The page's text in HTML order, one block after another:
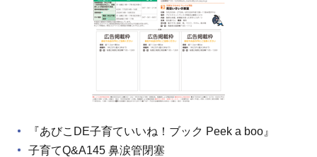
『あびこDE子育ていいね！ブック Peek a boo』
子育てQ&A145 鼻涙管閉塞